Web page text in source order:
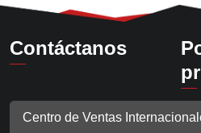
Contáctanos
Centro de Ventas